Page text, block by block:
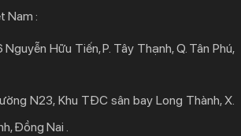
Nam :
Nguyễn Hữu Tiến, P. Tây Thạnh, Q. Tân Phú,
N23, Khu TĐC sân bay Long Thành, X.
Đồng Nai .